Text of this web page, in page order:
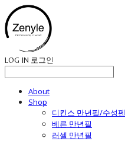
LOG IN 로그인
About
Shop
디킨스 만년필/수성펜
베른 만년필
러셀 만년필